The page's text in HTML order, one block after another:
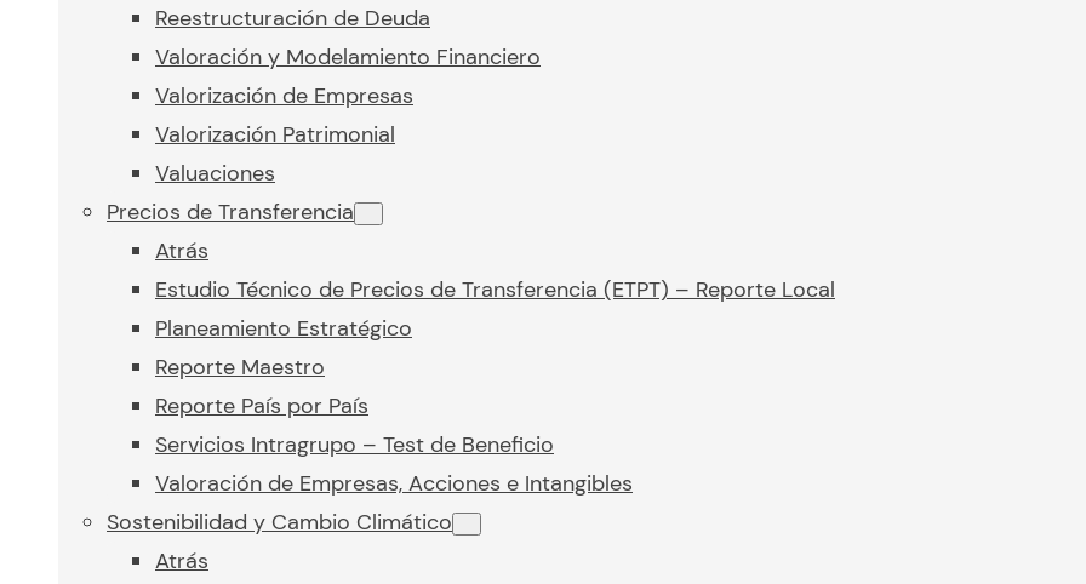
Reestructuración de Deuda
Valoración y Modelamiento Financiero
Valorización de Empresas
Valorización Patrimonial
Valuaciones
Precios de Transferencia
Atrás
Estudio Técnico de Precios de Transferencia (ETPT) – Reporte Local
Planeamiento Estratégico
Reporte Maestro
Reporte País por País
Servicios Intragrupo – Test de Beneficio
Valoración de Empresas, Acciones e Intangibles
Sostenibilidad y Cambio Climático
Atrás